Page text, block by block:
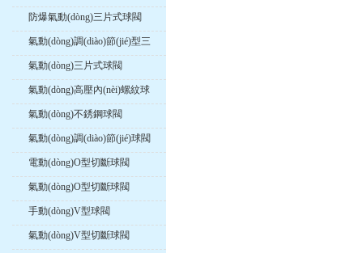
防爆氣動(dòng)三片式球閥
氣動(dòng)調(diào)節(jié)型三
片式球閥
氣動(dòng)三片式球閥
氣動(dòng)高壓內(nèi)螺紋球
閥
氣動(dòng)不銹鋼球閥
氣動(dòng)調(diào)節(jié)球閥
電動(dòng)O型切斷球閥
氣動(dòng)O型切斷球閥
手動(dòng)V型球閥
氣動(dòng)V型切斷球閥